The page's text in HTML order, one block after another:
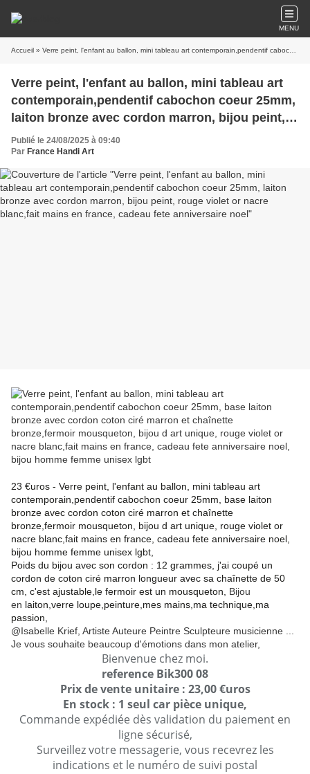
MENU
Accueil » Verre peint, l'enfant au ballon, mini tableau art contemporain,pendentif cabochon coeur 25mm, laiton bronze avec cordon marron, bijou peint, rouge violet or nacre blanc,fait mains en france, cadeau fete anniversaire noel
Verre peint, l'enfant au ballon, mini tableau art
contemporain,pendentif cabochon coeur 25mm,
laiton bronze avec cordon marron, bijou peint,
rouge violet or nacre blanc,fait mains en
france, cadeau fete anniversaire noel
Publié le 24/08/2025 à 09:40
Par France Handi Art
23 €uros - Verre peint, l'enfant au ballon, mini tableau art
contemporain,pendentif cabochon coeur 25mm, base laiton
bronze avec cordon coton ciré marron et chaînette
bronze,fermoir mousqueton, bijou d art unique, rouge violet or
nacre blanc,fait mains en france, cadeau fete anniversaire noel,
bijou homme femme unisex lgbt,
Poids du bijou avec son cordon : 12 grammes, j'ai coupé un
cordon de coton ciré marron longueur avec sa chaînette de 50
cm, c'est ajustable,le fermoir est un mousqueton, Bijou
en laiton,verre loupe,peinture,mes mains,ma technique,ma
passion,
@Isabelle Krief, Artiste Auteure Peintre Sculpteure musicienne ...
Je vous souhaite beaucoup d'émotions dans mon atelier,
Bienvenue chez moi.
reference Bik300 08
Prix de vente unitaire : 23,00 €uros
En stock : 1 seul car pièce unique,
Commande expédiée dès validation du paiement en
ligne sécurisé,
Surveillez votre messagerie, vous recevrez les
indications et le numéro de suivi postal